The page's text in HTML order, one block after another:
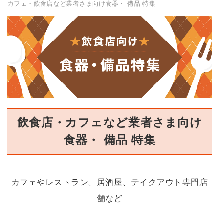
カフェ・飲食店など業者さま向け食器・ 備品 特集
飲食店・カフェなど業者さま向け
食器・ 備品 特集
カフェやレストラン、居酒屋、テイクアウト専門店
舗など